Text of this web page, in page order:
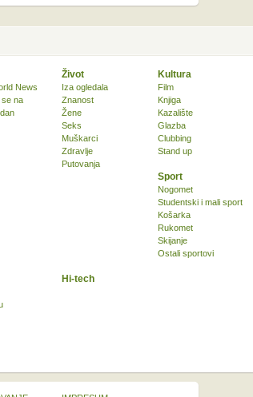
News
se na
Život
Iza ogledala
Znanost
Žene
Seks
Muškarci
Zdravlje
Putovanja
Kultura
Film
Knjiga
Kazalište
Glazba
Clubbing
Stand up
Sport
Nogomet
Studentski i mali sport
Košarka
Rukomet
Skijanje
Ostali sportovi
Hi-tech